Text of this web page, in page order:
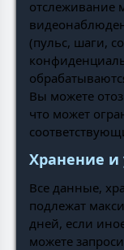
отслеживание
(пульс, шаги,
Вы можете
что может
Хранение и
Все данные,
подлежат
дней, если
можете